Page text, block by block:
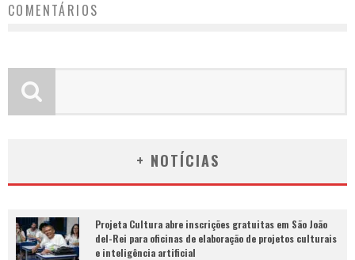
COMENTÁRIOS
+ NOTÍCIAS
Projeta Cultura abre inscrições gratuitas em São João
del-Rei para oficinas de elaboração de projetos culturais
e inteligência artificial